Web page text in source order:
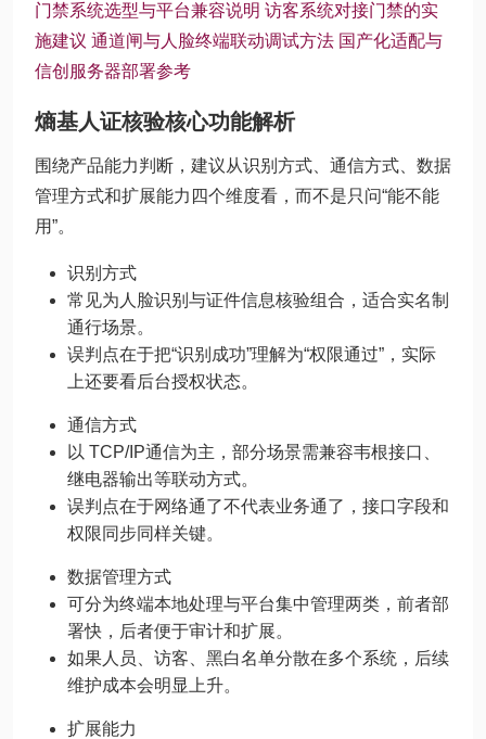
门禁系统选型与平台兼容说明 访客系统对接门禁的实
施建议 通道闸与人脸终端联动调试方法 国产化适配与
信创服务器部署参考
熵基人证核验核心功能解析
围绕产品能力判断，建议从识别方式、通信方式、数据
管理方式和扩展能力四个维度看，而不是只问“能不能
用”。
识别方式
常见为人脸识别与证件信息核验组合，适合实名制
通行场景。
误判点在于把“识别成功”理解为“权限通过”，实际
上还要看后台授权状态。
通信方式
以 TCP/IP通信为主，部分场景需兼容韦根接口、
继电器输出等联动方式。
误判点在于网络通了不代表业务通了，接口字段和
权限同步同样关键。
数据管理方式
可分为终端本地处理与平台集中管理两类，前者部
署快，后者便于审计和扩展。
如果人员、访客、黑白名单分散在多个系统，后续
维护成本会明显上升。
扩展能力